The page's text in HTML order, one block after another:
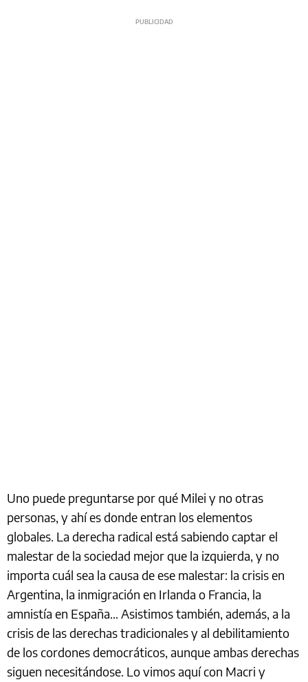
Uno puede preguntarse por qué Milei y no otras
personas, y ahí es donde entran los elementos
globales. La derecha radical está sabiendo captar el
malestar de la sociedad mejor que la izquierda, y no
importa cuál sea la causa de ese malestar: la crisis en
Argentina, la inmigración en Irlanda o Francia, la
amnistía en España… Asistimos también, además, a la
crisis de las derechas tradicionales y al debilitamiento
de los cordones democráticos, aunque ambas derechas
siguen necesitándose. Lo vimos aquí con Macri y